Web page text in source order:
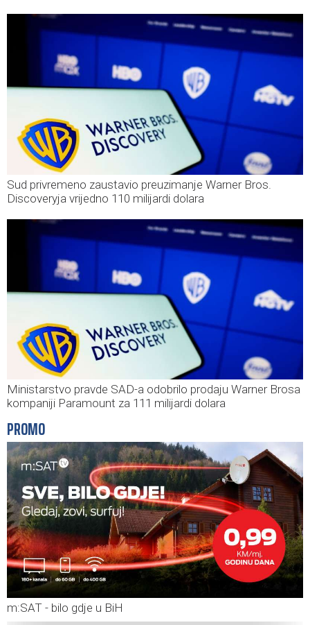
Sud privremeno zaustavio preuzimanje Warner Bros.
Discoveryja vrijedno 110 milijardi dolara
Ministarstvo pravde SAD-a odobrilo prodaju Warner Brosa
kompaniji Paramount za 111 milijardi dolara
PROMO
m:SAT - bilo gdje u BiH